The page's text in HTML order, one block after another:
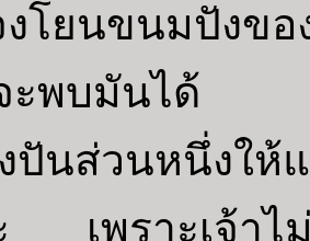
โยนขนมปังขอ
ะพบมันได้
ปันส่วนหนึ่งใ
เพราะเจ้าไม่